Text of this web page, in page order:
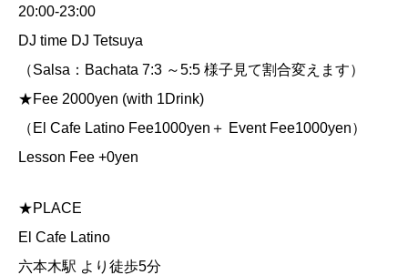
20:00-23:00
DJ time DJ Tetsuya
（Salsa：Bachata 7:3 ～5:5 様子見て割合変えます）
★Fee 2000yen (with 1Drink)
（El Cafe Latino Fee1000yen＋ Event Fee1000yen）
Lesson Fee +0yen
★PLACE
El Cafe Latino
六本木駅 より徒歩5分